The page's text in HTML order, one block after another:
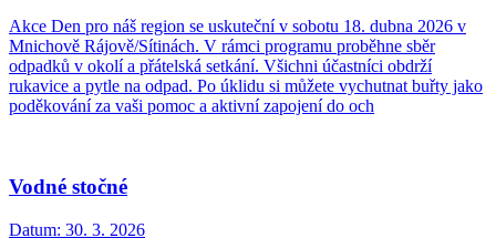
Akce Den pro náš region se uskuteční v sobotu 18. dubna 2026 v
Mnichově Rájově/Sítinách. V rámci programu proběhne sběr
odpadků v okolí a přátelská setkání. Všichni účastníci obdrží
rukavice a pytle na odpad. Po úklidu si můžete vychutnat buřty jako
poděkování za vaši pomoc a aktivní zapojení do och
Vodné stočné
Datum: 30. 3. 2026